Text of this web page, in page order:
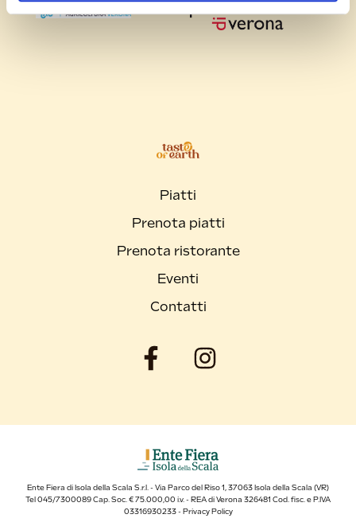
Piatti
Prenota piatti
Prenota ristorante
Eventi
Contatti
Ente Fiera di Isola della Scala S.r.l. - Via Parco del Riso 1, 37063 Isola della Scala (VR)
Tel 045/7300089 Cap. Soc. € 75.000,00 i.v. - REA di Verona 326481 Cod. fisc. e P.IVA
03316930233 - Privacy Policy